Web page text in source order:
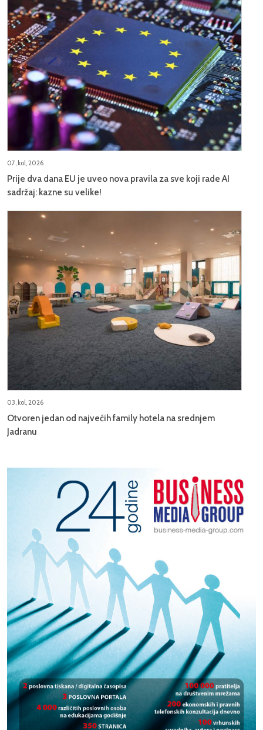
07, kol, 2026
Prije dva dana EU je uveo nova pravila za sve koji rade AI
sadržaj: kazne su velike!
03, kol, 2026
Otvoren jedan od najvećih family hotela na srednjem
Jadranu